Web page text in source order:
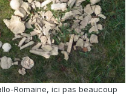
Romaine, ici pas beaucoup